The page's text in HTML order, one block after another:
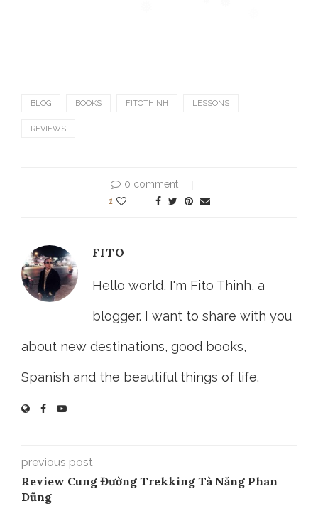
BLOG BOOKS FITOTHINH LESSONS
REVIEWS
0 comment
1
FITO
Hello world, I'm Fito Thinh, a
blogger. I want to share with you
about new destinations, good books,
Spanish and the beautiful things of life.
previous post
Review Cung Đường Trekking Tà Năng Phan
Dũng